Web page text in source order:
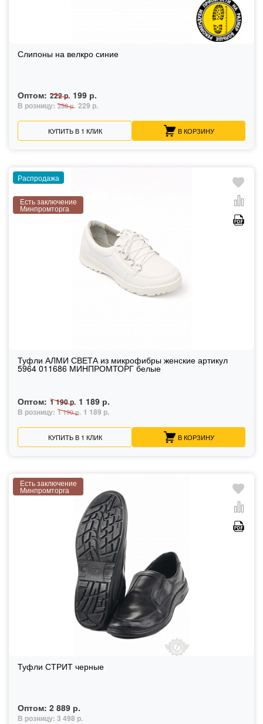
Слипоны на велкро синие
Оптом: 222 р. 199 р.
В розницу: 258 р. 229 р.
КУПИТЬ В 1 КЛИК В КОРЗИНУ
Распродажа
Есть заключение
Минпромторга
Туфли АЛМИ СВЕТА из микрофибры женские артикул
5964 011686 МИНПРОМТОРГ белые
Оптом: 1 190 р. 1 189 р.
В розницу: 1 190 р. 1 189 р.
КУПИТЬ В 1 КЛИК В КОРЗИНУ
Есть заключение
Минпромторга
Туфли СТРИТ черные
Оптом: 2 889 р.
В розницу: 3 498 р.